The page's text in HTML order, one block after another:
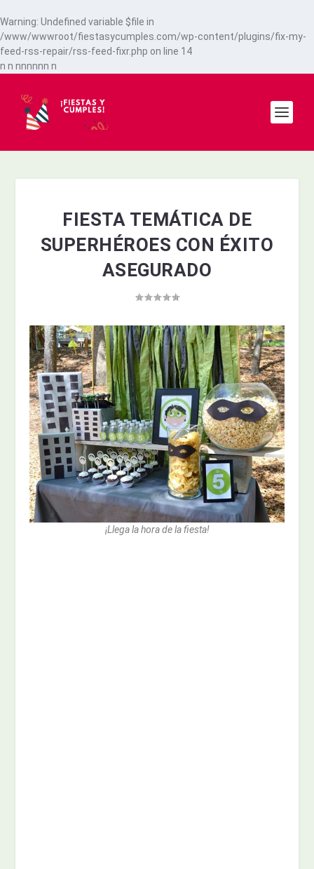
Warning: Undefined variable $file in
/www/wwwroot/fiestasycumples.com/wp-content/plugins/fix-my-
feed-rss-repair/rss-feed-fixr.php on line 14
n n nnnnnn n
FIESTA TEMÁTICA DE
SUPERHÉROES CON ÉXITO
ASEGURADO
¡Llega la hora de la fiesta!